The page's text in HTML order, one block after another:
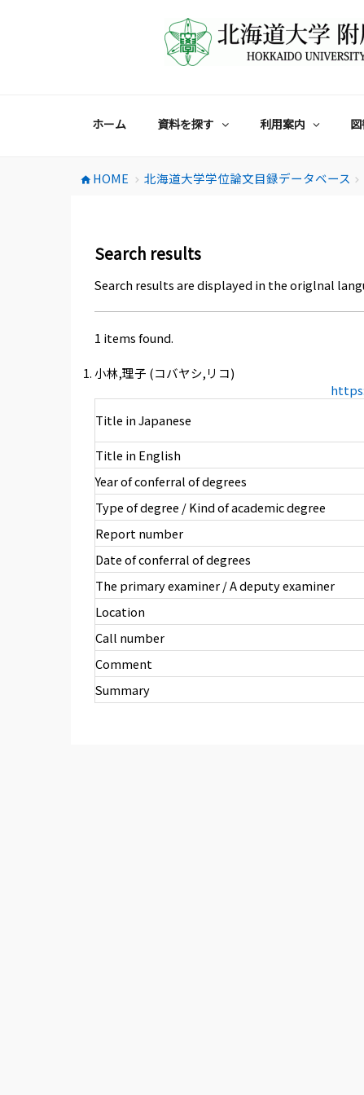
ホーム 資料を探す 利用案内
home HOME chevron_right 北海道大学学位論文目録データベース chevron_right
Search results
Search results are displayed in the origlnal
1 items found.
小林,理子 (コバヤシ,リコ)
Title in Japanese
Title in English
Year of conferral of degrees
Type of degree / Kind of academic degree
Report number
Date of conferral of degrees
The primary examiner / A deputy examiner
Location
Call number
Comment
Summary